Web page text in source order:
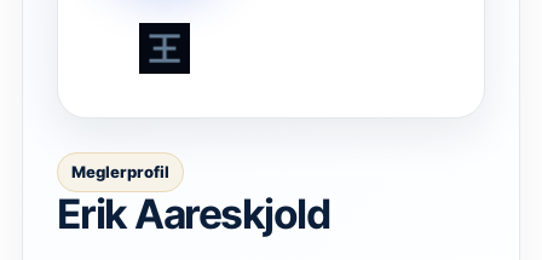
Meglerprofil
Erik Aareskjold